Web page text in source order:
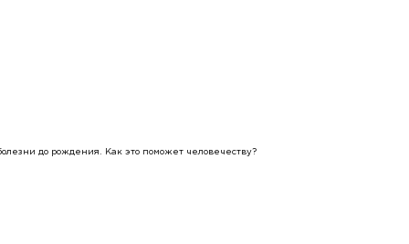
до рождения. Как это поможет человечеству?